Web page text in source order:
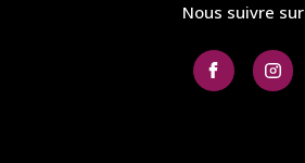
Nous suivre sur